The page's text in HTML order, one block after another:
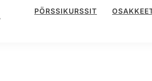
PÖRSSIKURSSIT